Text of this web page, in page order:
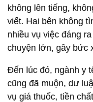
không lên tiếng,
viết. Hai bên không
nhiều vụ việc đáng
chuyện lớn, gây bức
Đến lúc đó, ngành y
cũng đã muộn, dư
vụ giá thuốc, tiền